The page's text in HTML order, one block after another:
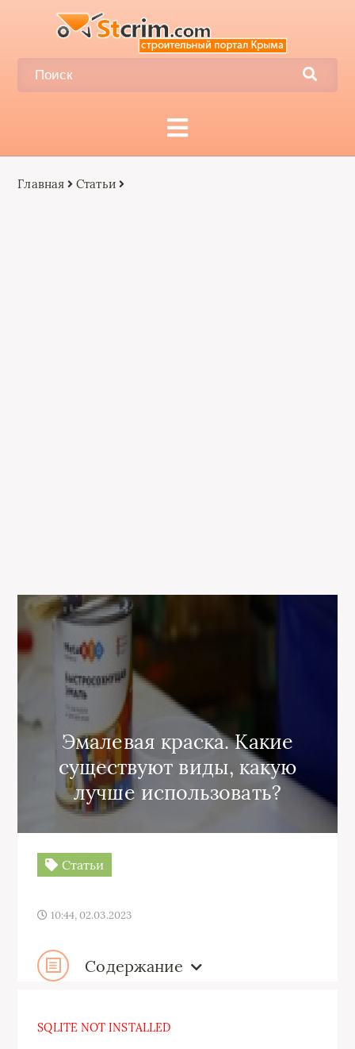
Главная Статьи
Эмалевая краска. Какие
существуют виды, какую
лучше использовать?
Статьи
10:44, 02.03.2023
Содержание
SQLITE NOT INSTALLED